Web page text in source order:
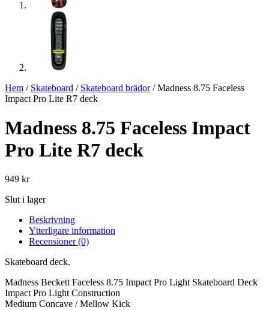
Hem / Skateboard / Skateboard brädor/ Madness 8.75 Faceless
Impact Pro Lite R7 deck
Madness 8.75 Faceless Impact
Pro Lite R7 deck
949 kr
Slut i lager
Beskrivning
Ytterligare information
Recensioner (0)
Skateboard deck.
Madness Beckett Faceless 8.75 Impact Pro Light Skateboard Deck
Impact Pro Light Construction
Medium Concave / Mellow Kick